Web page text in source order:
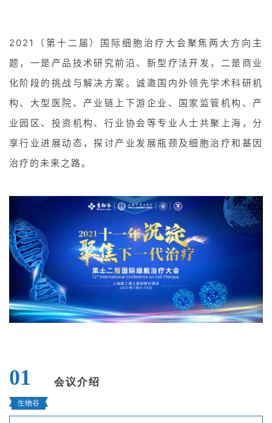
2021（第十二届） 国际细胞治疗大会聚焦两大方向主
题，一是产品技术研究前沿、新型疗法开发，二是商业
化阶段的挑战与解决方案。诚邀国内外领先学术科研机
构、大型医院、产业链上下游企业、国家监管机构、产
业园区、投资机构、行业协会等专业人士共聚上海，分
享行业进展动态，探讨产业发展瓶颈及细胞治疗和基因
治疗的未来之路。
01
生物谷
会议介绍